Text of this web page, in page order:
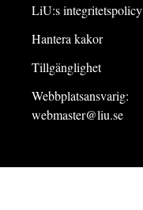
LiU:s integritetspolicy
Hantera kakor
Tillgänglighet
Webbplatsansvarig:
webmaster@liu.se